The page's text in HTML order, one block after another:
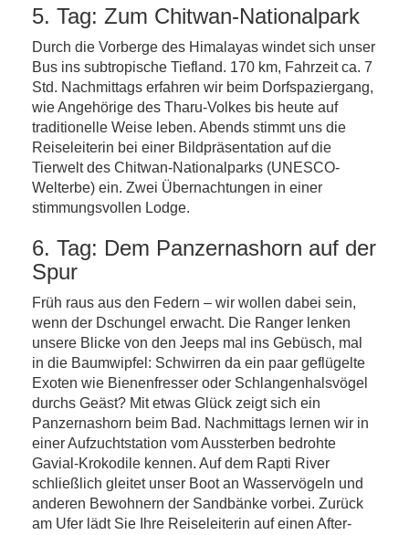
5. Tag: Zum Chitwan-Nationalpark
Durch die Vorberge des Himalayas windet sich unser
Bus ins subtropische Tiefland. 170 km, Fahrzeit ca. 7
Std. Nachmittags erfahren wir beim Dorfspaziergang,
wie Angehörige des Tharu-Volkes bis heute auf
traditionelle Weise leben. Abends stimmt uns die
Reiseleiterin bei einer Bildpräsentation auf die
Tierwelt des Chitwan-Nationalparks (UNESCO-
Welterbe) ein. Zwei Übernachtungen in einer
stimmungsvollen Lodge.
6. Tag: Dem Panzernashorn auf der
Spur
Früh raus aus den Federn – wir wollen dabei sein,
wenn der Dschungel erwacht. Die Ranger lenken
unsere Blicke von den Jeeps mal ins Gebüsch, mal
in die Baumwipfel: Schwirren da ein paar geflügelte
Exoten wie Bienenfresser oder Schlangenhalsvögel
durchs Geäst? Mit etwas Glück zeigt sich ein
Panzernashorn beim Bad. Nachmittags lernen wir in
einer Aufzuchtstation vom Aussterben bedrohte
Gavial-Krokodile kennen. Auf dem Rapti River
schließlich gleitet unser Boot an Wasservögeln und
anderen Bewohnern der Sandbänke vorbei. Zurück
am Ufer lädt Sie Ihre Reiseleiterin auf einen After-